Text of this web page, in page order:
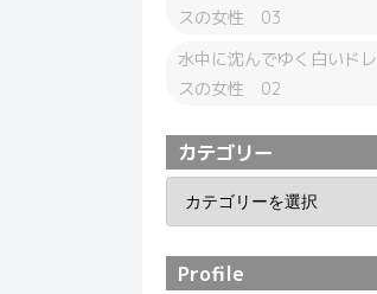
スの女性 03
水中に沈んでゆく白いドレ
スの女性 02
カテゴリー
Profile